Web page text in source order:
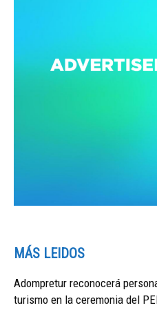
MÁS LEIDOS
Adompretur reconocerá
turismo en la ceremonia del